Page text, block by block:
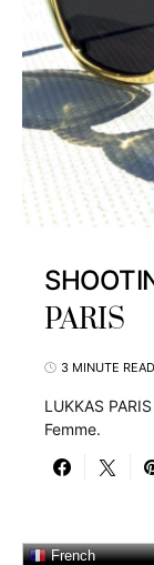
PARIS
3 MINUTE READ
LUKKAS
Femme.
French